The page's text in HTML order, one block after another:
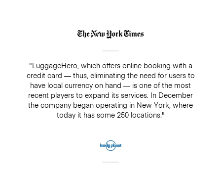
"LuggageHero, which offers online booking with a
credit card — thus, eliminating the need for users to
have local currency on hand — is one of the most
recent players to expand its services. In December
the company began operating in New York, where
today it has some 250 locations."